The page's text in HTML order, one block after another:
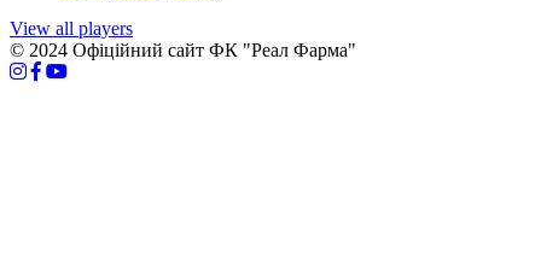
View all players
© 2024 Офіційний сайт ФК "Реал Фарма"